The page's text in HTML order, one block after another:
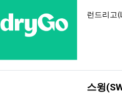
등록일
조회
런드리고
스윙